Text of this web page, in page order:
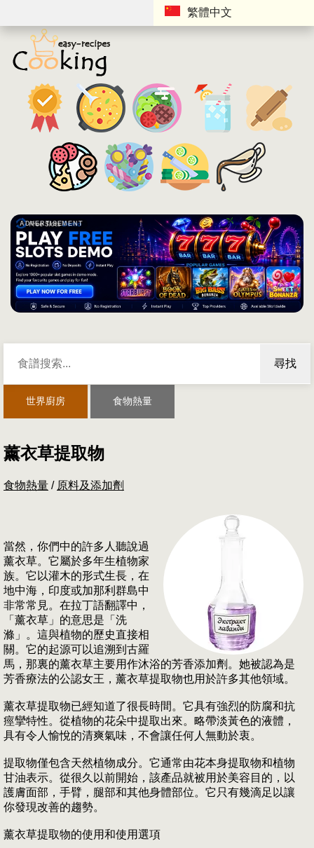
繁體中文
ADVERTISEMENT
尋找
世界廚房 食物熱量
薰衣草提取物
食物熱量 / 原料及添加劑
當然，你們中的許多人聽說過
薰衣草。它屬於多年生植物家
族。它以灌木的形式生長，在
地中海，印度或加那利群島中
非常常見。在拉丁語翻譯中，
「薰衣草」的意思是「洗
滌」。這與植物的歷史直接相
關。它的起源可以追溯到古羅
馬，那裏的薰衣草主要用作沐浴的芳香添加劑。她被認為是
芳香療法的公認女王，薰衣草提取物也用於許多其他領域。
薰衣草提取物已經知道了很長時間。它具有強烈的防腐和抗
痙攣特性。從植物的花朵中提取出來。略帶淡黃色的液體，
具有令人愉悅的清爽氣味，不會讓任何人無動於衷。
提取物僅包含天然植物成分。它通常由花本身提取物和植物
甘油表示。從很久以前開始，該產品就被用於美容目的，以
護膚面部，手臂，腿部和其他身體部位。它只有幾滴足以讓
你發現改善的趨勢。
薰衣草提取物的使用和使用選項